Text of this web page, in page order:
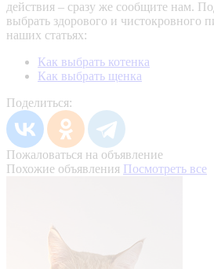
действия – сразу же сообщите нам.
выбрать здорового и чистокровного
наших статьях:
Как выбрать котенка
Как выбрать щенка
Поделиться:
Пожаловаться на объявление
Похожие объявления Посмотреть все